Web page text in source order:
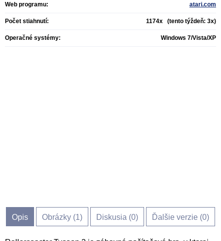
Web programu: atari.com
Počet stiahnutí: 1174x (tento týždeň: 3x)
Operačné systémy: Windows 7/Vista/XP
Opis Obrázky (1) Diskusia (0) Ďalšie verzie (0)